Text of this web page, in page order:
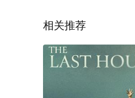
相关推荐